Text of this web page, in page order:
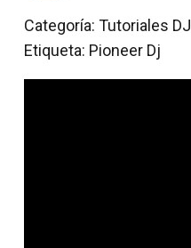
DJ
DDJ-
FLX6
Categoría: Tutoriales DJ
Etiqueta: Pioneer Dj